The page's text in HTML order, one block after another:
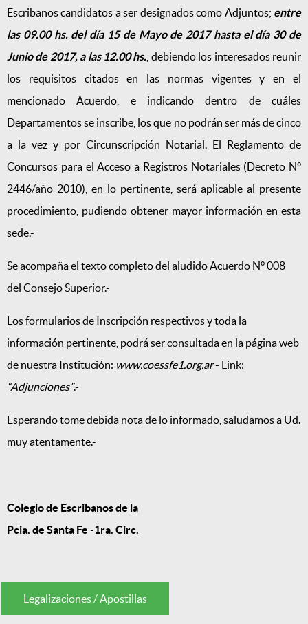
Escribanos candidatos a ser designados como Adjuntos; entre
las 09.00 hs. del día 15 de Mayo de 2017 hasta el día 30 de
Junio de 2017, a las 12.00 hs. , debiendo los interesados reunir
los requisitos citados en las normas vigentes y en el
mencionado Acuerdo, e indicando dentro de cuáles
Departamentos se inscribe, los que no podrán ser más de cinco
a la vez y por Circunscripción Notarial. El Reglamento de
Concursos para el Acceso a Registros Notariales (Decreto N°
2446/año 2010), en lo pertinente, será aplicable al presente
procedimiento, pudiendo obtener mayor información en esta
sede.-
Se acompaña el texto completo del aludido Acuerdo N° 008
del Consejo Superior.-
Los formularios de Inscripción respectivos y toda la
información pertinente, podrá ser consultada en la página web
de nuestra Institución: www.coessfe1.org.ar- Link:
“Adjunciones”.-
Esperando tome debida nota de lo informado, saludamos a Ud.
muy atentamente.-
Colegio de Escribanos de la
Pcia. de Santa Fe -1ra. Circ.